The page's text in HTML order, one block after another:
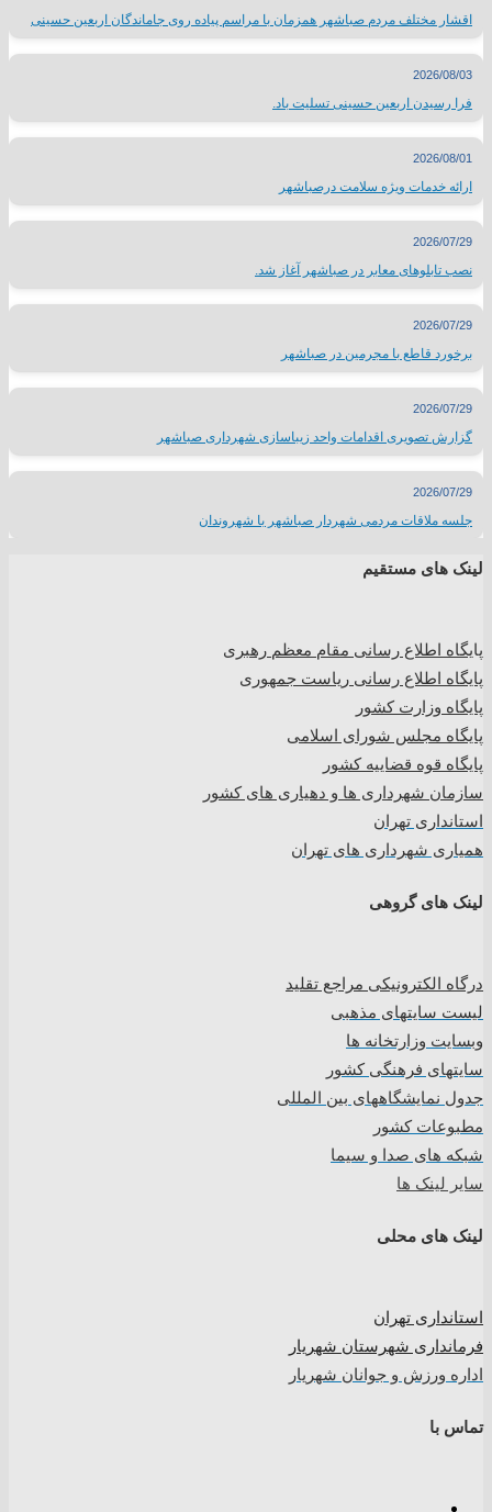
اقشار مختلف مردم صباشهر همزمان با مراسم پیاده روی جاماندگان اربعین حسینی
2026/08/03
فرا رسیدن اربعین حسینی تسلیت باد.
2026/08/01
ارائه خدمات ویژه سلامت درصباشهر
2026/07/29
نصب تابلوهای معابر در صباشهر آغاز شد.
2026/07/29
برخورد قاطع با مجرمین در صباشهر
2026/07/29
گزارش تصویری اقدامات واحد زیباسازی شهرداری صباشهر
2026/07/29
جلسه ملاقات مردمی شهردار صباشهر با شهروندان
لینک های مستقیم
پایگاه اطلاع رسانی مقام معظم رهبری
پایگاه اطلاع رسانی ریاست جمهوری
پایگاه وزارت کشور
پایگاه مجلس شورای اسلامی
پایگاه قوه قضاییه کشور
سازمان شهرداری ها و دهیاری های کشور
استانداری تهران
همیاری شهرداری های تهران
لینک های گروهی
درگاه الکترونیکی مراجع تقلید
لیست سایتهای مذهبی
وبسایت وزارتخانه ها
سایتهای فرهنگی کشور
جدول نمایشگاههای بین المللی
مطبوعات کشور
شبکه های صدا و سیما
سایر لینک ها
لینک های محلی
استانداری تهران
فرمانداری شهرستان شهریار
اداره ورزش و جوانان شهریار
تماس با